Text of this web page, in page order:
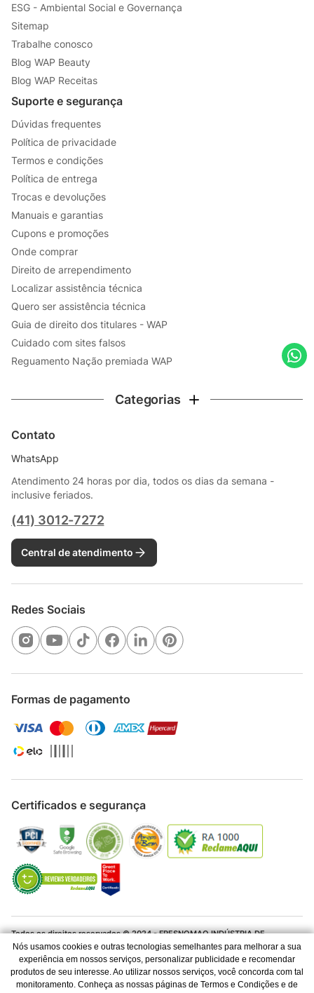
Nós usamos cookies e outras tecnologias semelhantes para melhorar a sua
experiência em nossos serviços, personalizar publicidade e recomendar
produtos de seu interesse. Ao utilizar nossos serviços, você concorda com tal
monitoramento. Conheça as nossas páginas de Termos e Condições e de
Lança Com Bico Regulável Para Lavadora de Alta Pressão WAP
ESG - Ambiental Social e Governança
Sitemap
Trabalhe conosco
Blog WAP Beauty
Blog WAP Receitas
Suporte e segurança
Dúvidas frequentes
Política de privacidade
Termos e condições
Política de entrega
Trocas e devoluções
Manuais e garantias
Cupons e promoções
Onde comprar
Direito de arrependimento
Localizar assistência técnica
Quero ser assistência técnica
Guia de direito dos titulares - WAP
Cuidado com sites falsos
Reguamento Nação premiada WAP
Categorias
Contato
WhatsApp
Atendimento 24 horas por dia, todos os dias da semana -
inclusive feriados.
(41) 3012-7272
Central de atendimento
Redes Sociais
Formas de pagamento
Certificados e segurança
Todos os direitos reservados © 2024 - FRESNOMAQ INDÚSTRIA DE
MÁQUINAS S.A. - CNPJ 06.337.280/0001-04
Os preços e condições de pagamento são válidos para o dia de hoje e
exclusivas via Internet. Ofertas válidas até o término de nossos estoques
para a Internet. Vendas sujeitas à análise, confirmação de dados e